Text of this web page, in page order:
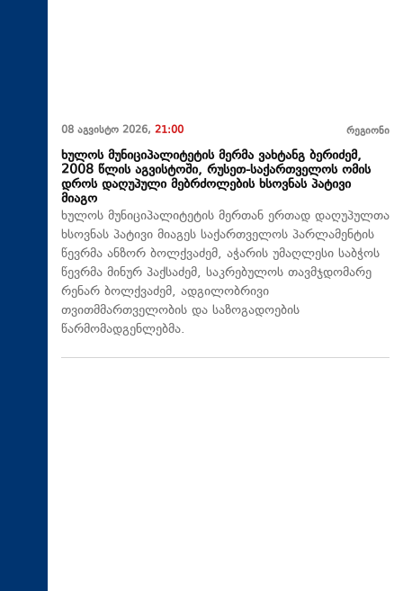
08 აგვისტო 2026, 21:00 რეგიონი
ხულოს მუნიციპალიტეტის მერმა ვახტანგ ბერიძემ,
2008 წლის აგვისტოში, რუსეთ-საქართველოს ომის
დროს დაღუპული მებრძოლების ხსოვნას პატივი
მიაგო
ხულოს მუნიციპალიტეტის მერთან ერთად დაღუპულთა
ხსოვნას პატივი მიაგეს საქართველოს პარლამენტის
წევრმა ანზორ ბოლქვაძემ, აჭარის უმაღლესი საბჭოს
წევრმა მინურ პაქსაძემ, საკრებულოს თავმჯდომარე
რენარ ბოლქვაძემ, ადგილობრივი
თვითმმართველობის და საზოგადოების
წარმომადგენლებმა.